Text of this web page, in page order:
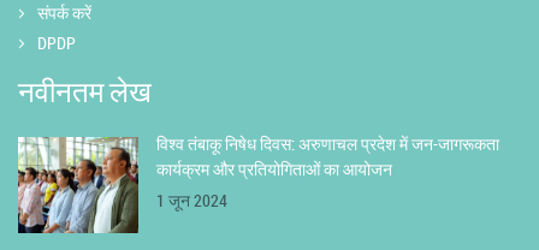
संपर्क करें
DPDP
नवीनतम लेख
विश्व तंबाकू निषेध दिवस: अरुणाचल प्रदेश में जन-जागरूकता
कार्यक्रम और प्रतियोगिताओं का आयोजन
1 जून 2024